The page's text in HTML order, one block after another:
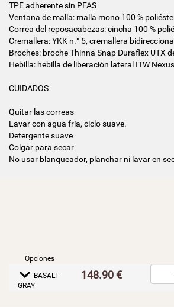
TPE adherente sin PFAS
Ventana de malla: malla mono 100 %
Correa del reposacabezas: cincha 100 %
Cremallera: YKK n.° 5, cremallera
Broches: broche Thinna Snap Duraflex UTX
Hebilla: hebilla de liberación lateral ITW
CUIDADOS
Quitar las correas
Lavar con agua fría, ciclo suave.
Detergente suave
Colgar para secar
No usar blanqueador, planchar ni lavar en
Opciones
E BASALT
GRAY
148.90 €